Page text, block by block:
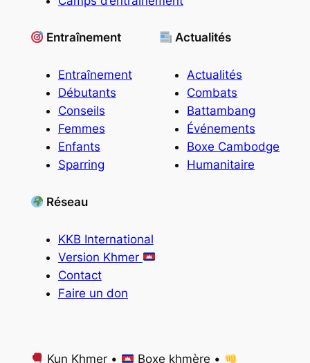
Entraînement
Entraînement
Débutants
Conseils
Femmes
Enfants
Sparring
Actualités
Actualités
Combats
Battambang
Événements
Boxe Cambodge
Humanitaire
Réseau
KKB International
Version Khmer
Contact
Faire un don
Kun Khmer • Boxe khmère •